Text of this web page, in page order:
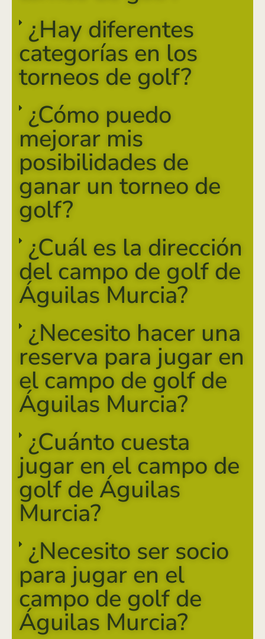
¿Hay diferentes
categorías en los
torneos de golf?
¿Cómo puedo
mejorar mis
posibilidades de
ganar un torneo de
golf?
¿Cuál es la dirección
del campo de golf de
Águilas Murcia?
¿Necesito hacer una
reserva para jugar en
el campo de golf de
Águilas Murcia?
¿Cuánto cuesta
jugar en el campo de
golf de Águilas
Murcia?
¿Necesito ser socio
para jugar en el
campo de golf de
Águilas Murcia?